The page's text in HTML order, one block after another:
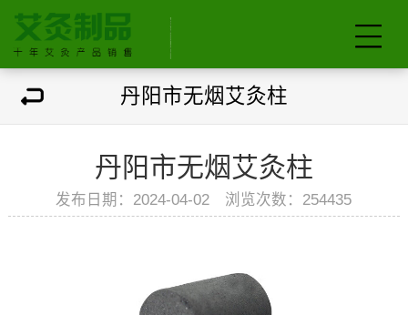
丹阳市无烟艾灸柱
丹阳市无烟艾灸柱
发布日期：2024-04-02 浏览次数： 254435